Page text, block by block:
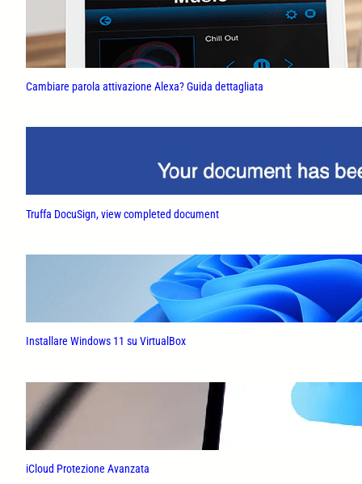
Cambiare parola attivazione Alexa? Guida dettagliata
Truffa DocuSign, view completed document
Installare Windows 11 su VirtualBox
iCloud Protezione Avanzata